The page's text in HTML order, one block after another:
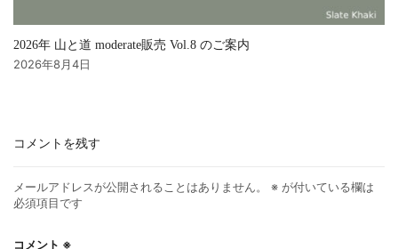
2026年 山と道 moderate販売 Vol.8 のご案内
2026年8月4日
コメントを残す
メールアドレスが公開されることはありません。 ※ が付いている欄は
必須項目です
コメント ※